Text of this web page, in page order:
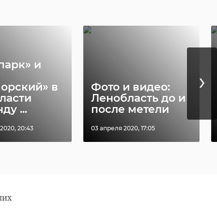
и
в
...
20:43
Фото и видео:
Ленобласть до и
после метели
03 апреля 2020, 17:05
›